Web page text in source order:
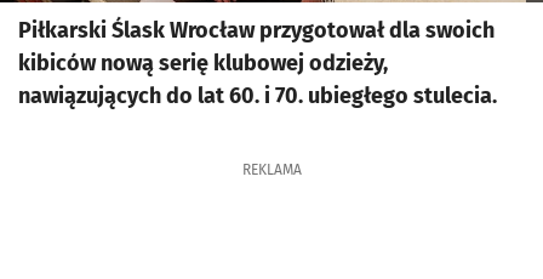
Piłkarski Ślask Wrocław przygotował dla swoich
kibiców nową serię klubowej odzieży,
nawiązujących do lat 60. i 70. ubiegłego stulecia.
REKLAMA